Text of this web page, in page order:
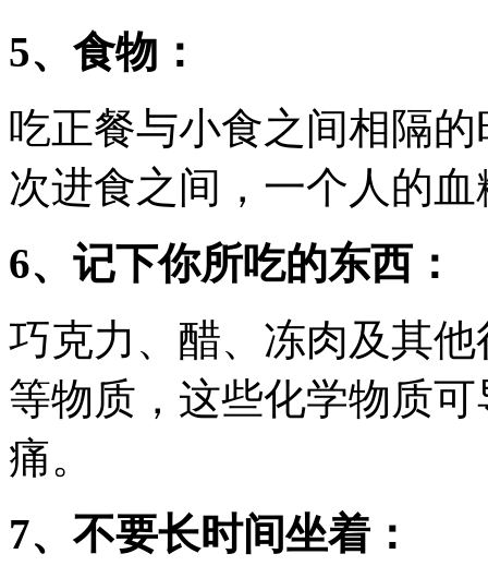
5、食物：
吃正餐与小食之间相隔
次进食之间，一个人的
6、记下你所吃的东西：
巧克力、醋、冻肉及其
等物质，这些化学物质
痛。
7、不要长时间坐着：